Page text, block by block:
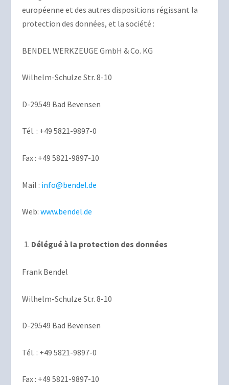
européenne et des autres dispositions régissant la
protection des données, et la société :
BENDEL WERKZEUGE GmbH & Co. KG
Wilhelm-Schulze Str. 8-10
D-29549 Bad Bevensen
Tél. : +49 5821-9897-0
Fax : +49 5821-9897-10
Mail : info@bendel.de
Web: www.bendel.de
Délégué à la protection des données
Frank Bendel
Wilhelm-Schulze Str. 8-10
D-29549 Bad Bevensen
Tél. : +49 5821-9897-0
Fax : +49 5821-9897-10